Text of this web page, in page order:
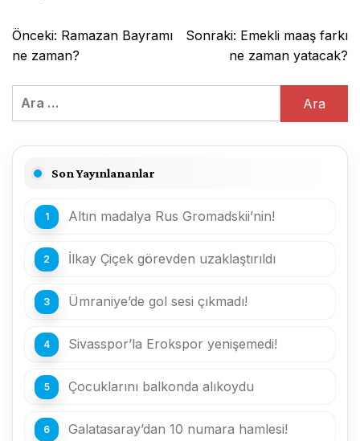
Yazı
gezinmesi
Önceki: Ramazan Bayramı
ne zaman?
Sonraki: Emekli maaş farkı
ne zaman yatacak?
Arama:
Son Yayınlananlar
Altın madalya Rus Gromadskii’nin!
İlkay Çiçek görevden uzaklaştırıldı
Ümraniye’de gol sesi çıkmadı!
Sivasspor’la Erokspor yenişemedi!
Çocuklarını balkonda alıkoydu
Galatasaray’dan 10 numara hamlesi!